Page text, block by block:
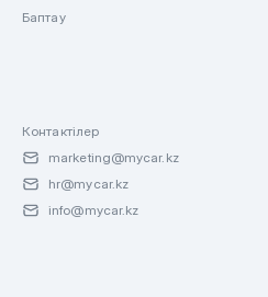
Баптау
Контактілер
marketing@mycar.kz
hr@mycar.kz
info@mycar.kz